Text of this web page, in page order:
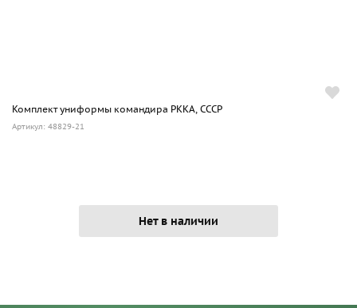
Комплект униформы командира РККА, СССР
Артикул: 48829-21
Нет в наличии